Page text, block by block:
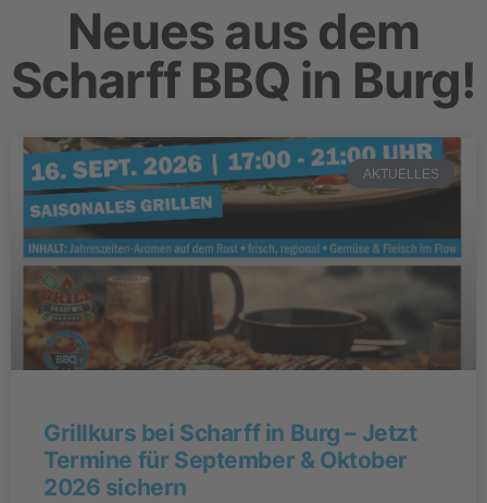
Neues aus dem
Scharff BBQ in Burg!
AKTUELLES
Grillkurs bei Scharff in Burg – Jetzt
Termine für September & Oktober
2026 sichern